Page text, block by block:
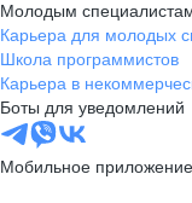
Молодым
Карьера для молодых
Школа программистов
Карьера в
Боты для уведомлений
Мобильное приложение